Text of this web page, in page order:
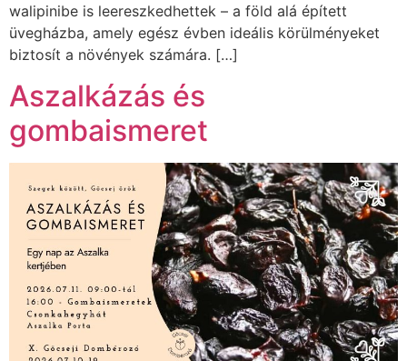
walipinibe is leereszkedhettek – a föld alá épített
üvegházba, amely egész évben ideális körülményeket
biztosít a növények számára. […]
Aszalkázás és
gombaismeret